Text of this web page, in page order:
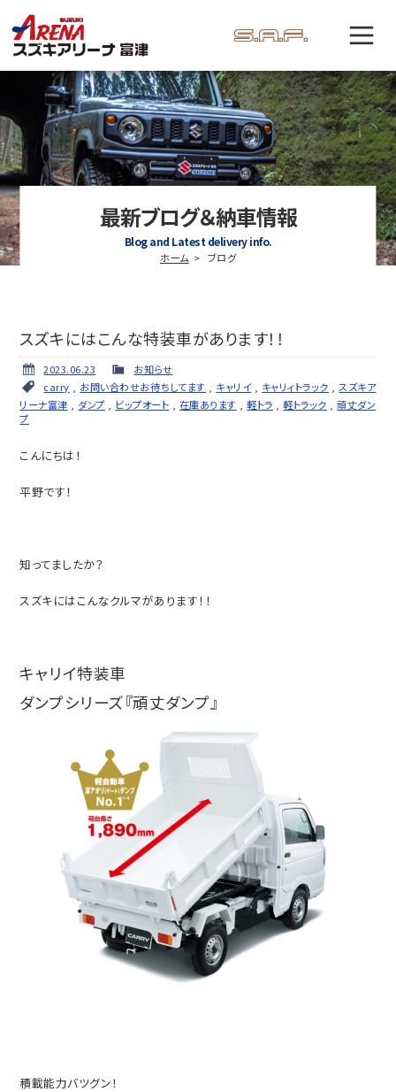
最新ブログ＆納車情報
Blog and Latest delivery info.
ホーム ブログ
スズキにはこんな特装車があります！！
2023.06.23
お知らせ
carry
お問い合わせお待ちしてます キャリイ キャリィトラック
スズキア
リーナ富津
ダンプ ビップオート 在庫あります ,軽トラ ,軽トラック ,頑丈ダン
プ
こんにちは！
平野です！
知ってましたか？
スズキにはこんなクルマがあります！！
キャリイ特装車
ダンプシリーズ『頑丈ダンプ』
積載能力バツグン！